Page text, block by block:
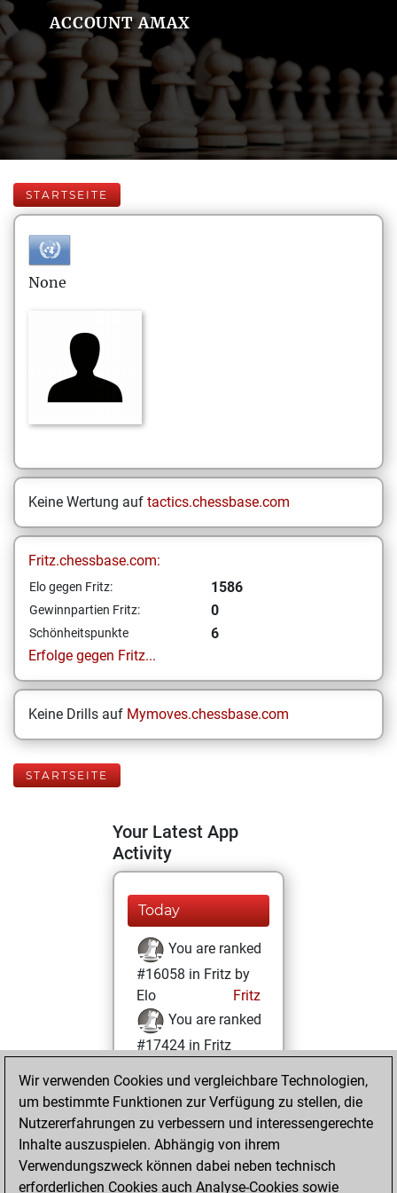
ACCOUNT AMAX
STARTSEITE
None
Keine Wertung auf tactics.chessbase.com
Fritz.chessbase.com:
Elo gegen Fritz: 1586
Gewinnpartien Fritz: 0
Schönheitspunkte
6
Erfolge gegen Fritz...
Keine Drills auf Mymoves.chessbase.com
STARTSEITE
Your Latest App
Activity
Today
You are ranked
#16058 in Fritz by
Elo
Fritz
You are ranked
#17424 in Fritz
Freitag,
Dezember 5, 2025
You achieved a
BeautyScore of 6
Wir verwenden Cookies und vergleichbare Technologien,
um bestimmte Funktionen zur Verfügung zu stellen, die
Nutzererfahrungen zu verbessern und interessengerechte
Inhalte auszuspielen. Abhängig von ihrem
Verwendungszweck können dabei neben technisch
erforderlichen Cookies auch Analyse-Cookies sowie